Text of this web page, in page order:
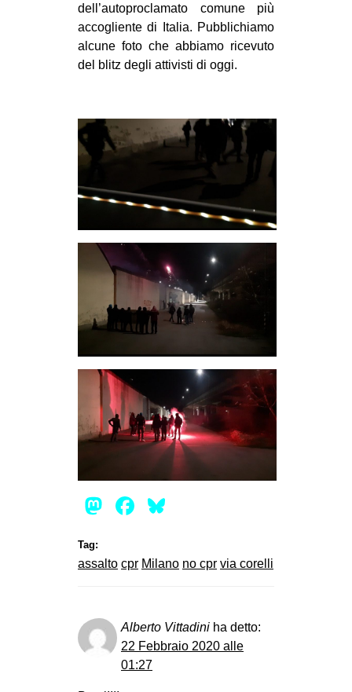
REPRESSIONE
STUDENTI
CINEMA
MANIFESTI
RECENSIONI
INTERNAZIONALE
AFRICA
AMERICHE
ESTREMO ORIENTE
MEDIO ORIENTE
MONDO
EVENTI
bsky
SEARCH
dell’autoproclamato comune più
accogliente di Italia. Pubblichiamo
alcune foto che abbiamo ricevuto
del blitz degli attivisti di oggi.
Mastodon
Facebook
Tag:
assalto cpr Milano no cpr via corelli
Alberto Vittadini ha detto:
22 Febbraio 2020 alle
01:27